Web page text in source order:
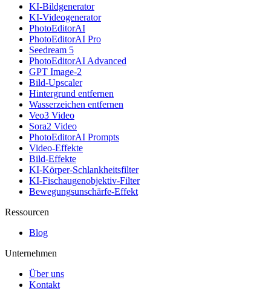
KI-Bildgenerator
KI-Videogenerator
PhotoEditorAI
PhotoEditorAI Pro
Seedream 5
PhotoEditorAI Advanced
GPT Image-2
Bild-Upscaler
Hintergrund entfernen
Wasserzeichen entfernen
Veo3 Video
Sora2 Video
PhotoEditorAI Prompts
Video-Effekte
Bild-Effekte
KI-Körper-Schlankheitsfilter
KI-Fischaugenobjektiv-Filter
Bewegungsunschärfe-Effekt
Ressourcen
Blog
Unternehmen
Über uns
Kontakt